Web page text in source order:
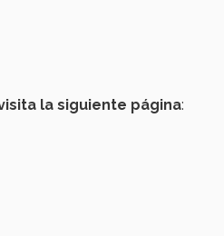
la siguiente página: